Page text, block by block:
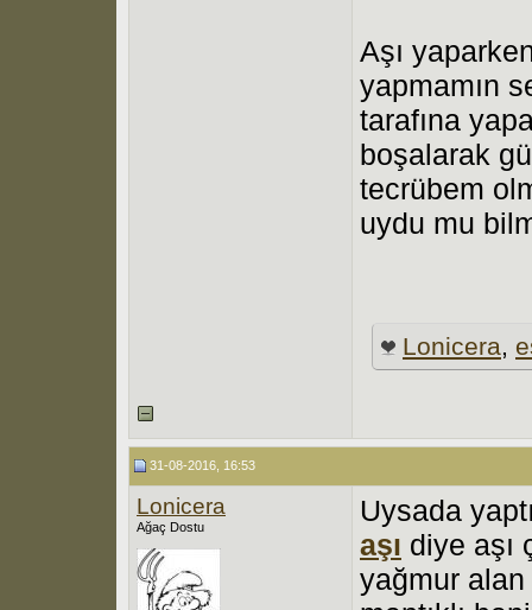
Aşı
yapmamın
tarafına
boşalarak
tecrübem
uydu mu
Lonicera,
31-08-2016, 16:53
Lonicera
Ağaç Dostu
Uysada
aşı diye aşı
yağmur